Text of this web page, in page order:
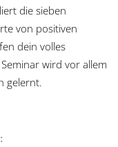
die sieben
von positiven
dein volles
wird vor allem
gelernt.